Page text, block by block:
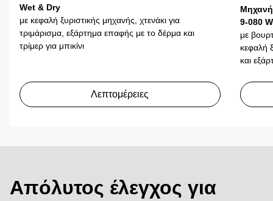
Wet & Dry
με κεφαλή ξυριστικής μηχανής, χτενάκι για
τριμάρισμα, εξάρτημα επαφής με το δέρμα και
τρίμερ για μπικίνι
Λεπτομέρειες
9-080
με
κεφαλή
και
Απόλυτος έλεγχος για